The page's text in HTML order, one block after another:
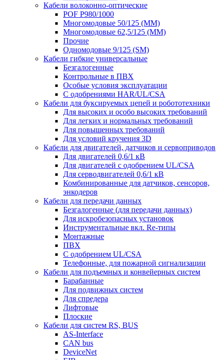
Кабели волоконно-оптические
POF P980/1000
Многомодовые 50/125 (ММ)
Многомодовые 62,5/125 (ММ)
Прочие
Одномодовые 9/125 (SM)
Кабели гибкие универсальные
Безгалогенные
Контрольные в ПВХ
Особые условия эксплуатации
С одобрениями HAR/UL/CSA
Кабели для буксируемых цепей и робототехники
Для высоких и особо высоких требований
Для легких и нормальных требований
Для повышенных требований
Для условий кручения 3D
Кабели для двигателей, датчиков и сервоприводов
Для двигателей 0,6/1 кВ
Для двигателей с одобрением UL/CSA
Для серводвигателей 0,6/1 кВ
Комбинированные для датчиков, cенсоров,
энкодеров
Кабели для передачи данных
Безгалогенные (для передачи данных)
Для искробезопасных установок
Инструментальные вкл. Re-типы
Монтажные
ПВХ
С одобрением UL/CSA
Телефонные, для пожарной сигнализации
Кабели для подъемных и конвейерных систем
Барабанные
Для подвижных систем
Для спредера
Лифтовые
Плоские
Кабели для систем RS, BUS
AS-Interface
CAN bus
DeviceNet